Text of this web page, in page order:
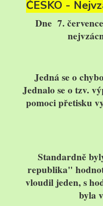
ČESKO -
Dne 7.
Jedná se o
Jednalo se o tzv.
pomoci přetisku
Standardně
republika"
vloudil jeden, s
byla